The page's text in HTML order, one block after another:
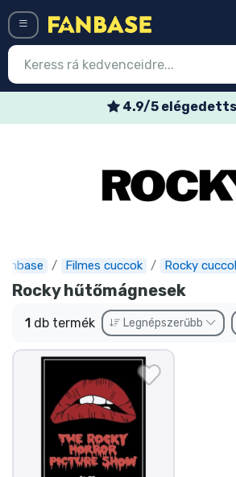
4.9/5
Filmes cuccok Rocky
Rocky hűtőmágnesek
1 db termék Legnépszerűbb
Legújabb cuccok
Express szállítás
Előrendelhető cuccok
Outlet cuccok
Ajándékkártya
Szállítás és fizetés
Sorozatos cuccok